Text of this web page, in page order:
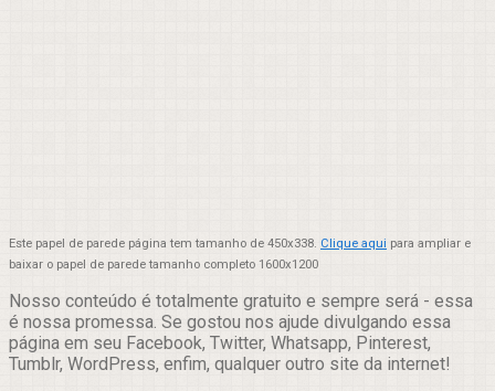
Este papel de parede página tem tamanho de 450x338. Clique aqui para ampliar e
baixar o papel de parede tamanho completo 1600x1200
Nosso conteúdo é totalmente gratuito e sempre será - essa
é nossa promessa. Se gostou nos ajude divulgando essa
página em seu Facebook, Twitter, Whatsapp, Pinterest,
Tumblr, WordPress, enfim, qualquer outro site da internet!